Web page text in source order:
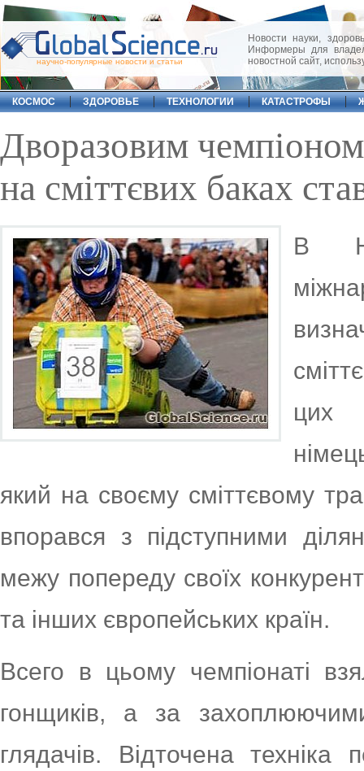
научно-популярные новости и статьи
Новости науки,
Информеры для
новостной сайт,
КОСМОС ЗДОРОВЬЕ ТЕХНОЛОГИИ КАТАСТРОФЫ
Дворазовим
на сміттєвих баках
В
цих
який на своєму сміттєвому
впорався з підступними
межу попереду своїх
та інших європейських країн.
Всего в цьому чемпіонаті
гонщиків, а за
глядачів. Відточена техніка